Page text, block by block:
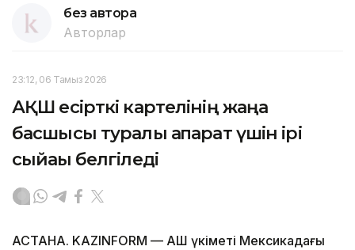
без автора
Авторлар
23:12, 06 Тамыз 2026
АҚШ есірткі картелінің жаңа
басшысы туралы ақпарат үшін ірі
сыйақы белгіледі
АСТАНА. KAZINFORM — АҚШ үкіметі Мексикадағы